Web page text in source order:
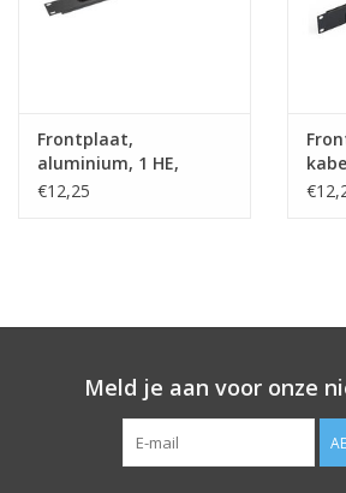
Laden
Frontplaat,
aluminium, 1 HE,
kabeldoorvoer
€12,25
Meld je aan voor onze